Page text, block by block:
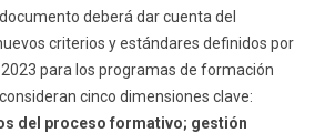
deberá dar cuenta del
criterios y estándares definidos por
para los programas de formación
cinco dimensiones clave:
del proceso formativo; gestión